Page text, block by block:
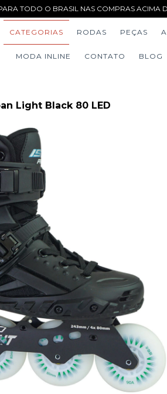
TODO O BRASIL NAS COMPRAS ACIMA
CATEGORIAS RODAS PEÇAS
MODA INLINE CONTATO BLOG
Light Black 80 LED